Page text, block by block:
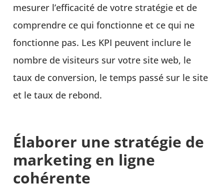
mesurer l’efficacité de votre stratégie et de
comprendre ce qui fonctionne et ce qui ne
fonctionne pas. Les KPI peuvent inclure le
nombre de visiteurs sur votre site web, le
taux de conversion, le temps passé sur le site
et le taux de rebond.
Élaborer une stratégie de
marketing en ligne
cohérente